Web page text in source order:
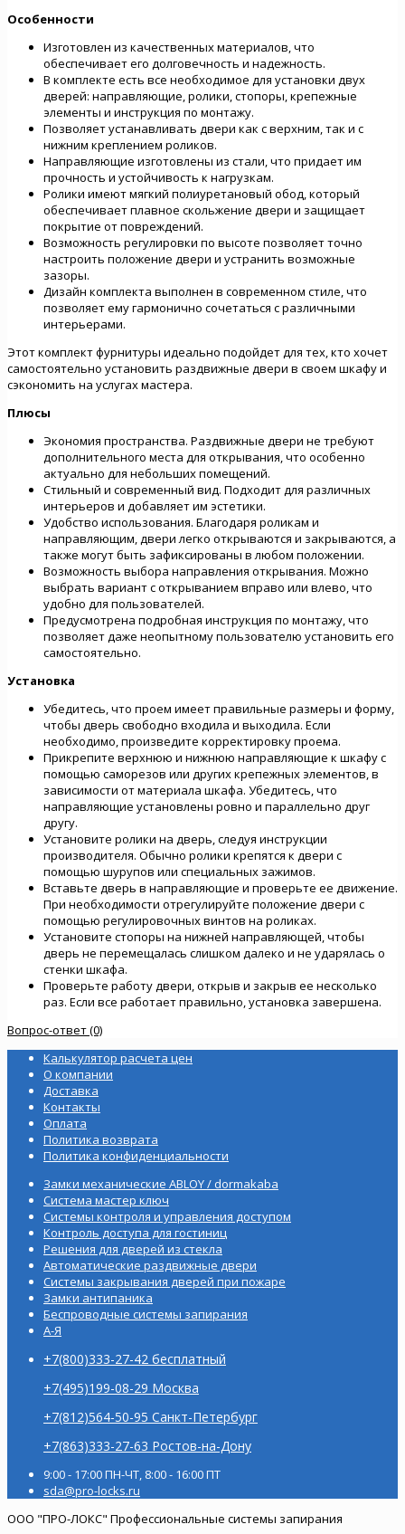
Особенности
Изготовлен из качественных материалов, что
обеспечивает его долговечность и надежность.
В комплекте есть все необходимое для установки двух
дверей: направляющие, ролики, стопоры, крепежные
элементы и инструкция по монтажу.
Позволяет устанавливать двери как с верхним, так и с
нижним креплением роликов.
Направляющие изготовлены из стали, что придает им
прочность и устойчивость к нагрузкам.
Ролики имеют мягкий полиуретановый обод, который
обеспечивает плавное скольжение двери и защищает
покрытие от повреждений.
Возможность регулировки по высоте позволяет точно
настроить положение двери и устранить возможные
зазоры.
Дизайн комплекта выполнен в современном стиле, что
позволяет ему гармонично сочетаться с различными
интерьерами.
Этот комплект фурнитуры идеально подойдет для тех, кто хочет
самостоятельно установить раздвижные двери в своем шкафу и
сэкономить на услугах мастера.
Плюсы
Экономия пространства. Раздвижные двери не требуют
дополнительного места для открывания, что особенно
актуально для небольших помещений.
Стильный и современный вид. Подходит для различных
интерьеров и добавляет им эстетики.
Удобство использования. Благодаря роликам и
направляющим, двери легко открываются и закрываются, а
также могут быть зафиксированы в любом положении.
Возможность выбора направления открывания. Можно
выбрать вариант с открыванием вправо или влево, что
удобно для пользователей.
Предусмотрена подробная инструкция по монтажу, что
позволяет даже неопытному пользователю установить его
самостоятельно.
Установка
Убедитесь, что проем имеет правильные размеры и форму,
чтобы дверь свободно входила и выходила. Если
необходимо, произведите корректировку проема.
Прикрепите верхнюю и нижнюю направляющие к шкафу с
помощью саморезов или других крепежных элементов, в
зависимости от материала шкафа. Убедитесь, что
направляющие установлены ровно и параллельно друг
другу.
Установите ролики на дверь, следуя инструкции
производителя. Обычно ролики крепятся к двери с
помощью шурупов или специальных зажимов.
Вставьте дверь в направляющие и проверьте ее движение.
При необходимости отрегулируйте положение двери с
помощью регулировочных винтов на роликах.
Установите стопоры на нижней направляющей, чтобы
дверь не перемещалась слишком далеко и не ударялась о
стенки шкафа.
Проверьте работу двери, открыв и закрыв ее несколько
раз. Если все работает правильно, установка завершена.
Вопрос-ответ (0)
Калькулятор расчета цен
О компании
Доставка
Контакты
Оплата
Политика возврата
Политика конфиденциальности
Замки механические ABLOY / dormakaba
Система мастер ключ
Системы контроля и управления доступом
Контроль доступа для гостиниц
Решения для дверей из стекла
Автоматические раздвижные двери
Системы закрывания дверей при пожаре
Замки антипаника
Беспроводные системы запирания
А-Я
+7(800)333-27-42 бесплатный
+7(495)199-08-29 Москва
+7(812)564-50-95 Санкт-Петербург
+7(863)333-27-63 Ростов-на-Дону
9:00 - 17:00 ПН-ЧТ, 8:00 - 16:00 ПТ
sda@pro-locks.ru
ООО "ПРО-ЛОКС" Профессиональные системы запирания